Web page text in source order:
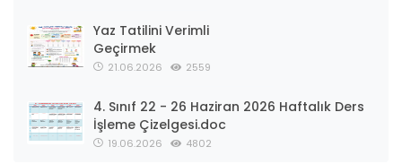
Yaz Tatilini Verimli
Geçirmek
21.06.2026 2559
4. Sınıf 22 - 26 Haziran 2026 Haftalık Ders
İşleme Çizelgesi.doc
19.06.2026 4802